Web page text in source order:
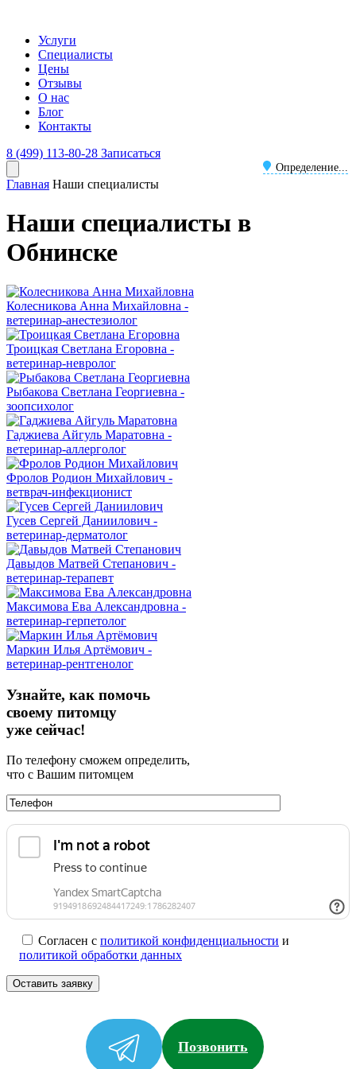
Услуги
Специалисты
Цены
Отзывы
О нас
Блог
Контакты
8 (499) 113-80-28
Определение...
Записаться
Главная Наши специалисты
Наши специалисты в
Обнинске
Колесникова Анна Михайловна -
ветеринар-анестезиолог
Троицкая Светлана Егоровна -
ветеринар-невролог
Рыбакова Светлана Георгиевна -
зоопсихолог
Гаджиева Айгуль Маратовна -
ветеринар-аллерголог
Фролов Родион Михайлович -
ветврач-инфекционист
Гусев Сергей Даниилович -
ветеринар-дерматолог
Давыдов Матвей Степанович -
ветеринар-терапевт
Максимова Ева Александровна -
ветеринар-герпетолог
Маркин Илья Артёмович -
ветеринар-рентгенолог
Узнайте, как помочь
своему питомцу
уже сейчас!
По телефону сможем определить,
что с Вашим питомцем
Согласен с политикой конфиденциальности и
политикой обработки данных
Позвонить